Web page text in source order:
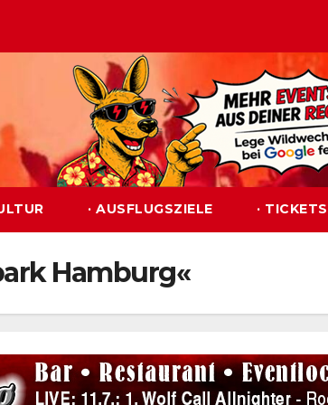
· AUSFLUGSZIELE · TICKETS
Hamburg«